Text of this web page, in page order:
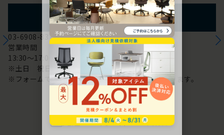
フォームからのお問い合わせ
03-6908-8370
営業時間
13:30～17:00
※土日 祝日は休み
※フォームでのお問い合わせは24時間対応しております。
配送・お問い合わせ営業日